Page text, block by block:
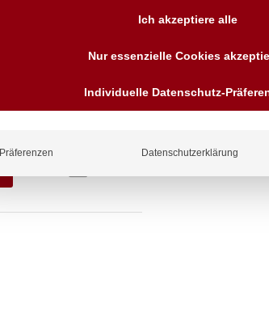
Wir
für Sie
Ich akzeptiere alle
Nur essenzielle Cookies
Individuelle Datenschutz-
Präferenzen Datenschutzerklärung